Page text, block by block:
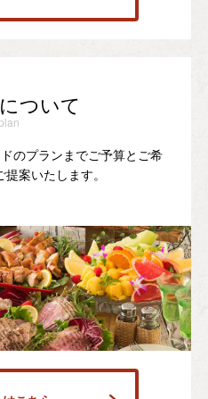
ついて
plan
のプランまでご予算とご希
案いたします。